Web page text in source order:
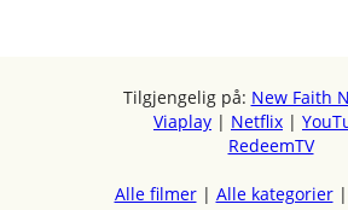
Tilgjengelig på: New Faith
Viaplay | Netflix |
RedeemTV
Alle filmer| Alle kategorier|